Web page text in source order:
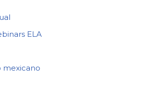
ELA
mexicano